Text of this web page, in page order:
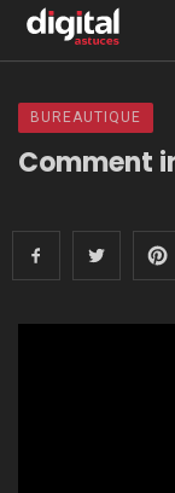
BUREAUTIQUE
Comment